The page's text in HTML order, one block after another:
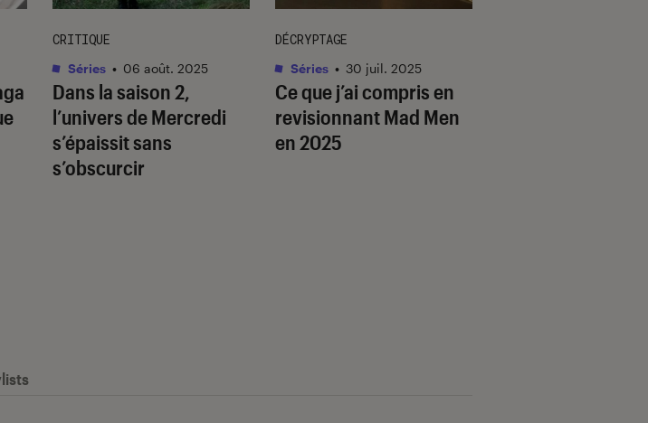
Dans la saison 2,
l’univers deMercredi
s’épaissit sans
s’obscurcir
CRITIQUE
Séries • 06 août. 2025
Ce que j’ai compris en
revisionnantMad Men
en 2025
DÉCRYPTAGE
Séries • 30 juil. 2025